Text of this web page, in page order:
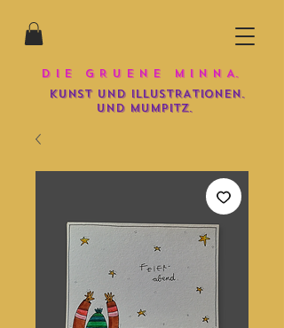
D I E G R U E N E M I N N A.
KUNST UND iLLUSTRATIONEN.
und mumpitz.